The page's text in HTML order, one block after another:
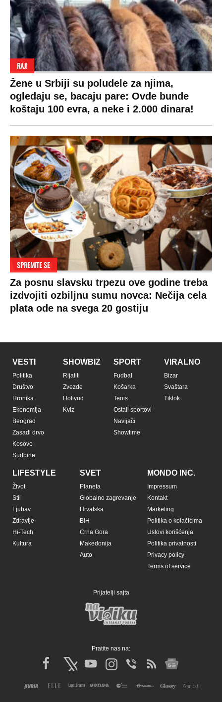
SPREMITE SE
Za posnu slavsku trpezu ove godine treba
izdvojiti ozbiljnu sumu novca: Nečija cela
plata ode na svega 20 gostiju
VESTI
Društvo
Hronika
Ekonomija
Beograd
Zasadi drvo
Kosovo
Sudbine
SHOWBIZ
Zvezde
Holivud
Kviz
SPORT
Košarka
Ostali sportovi
Navijači
Showtime
VIRALNO
Svaštara
Tiktok
LIFESTYLE
Život
Stil
Ljubav
Zdravlje
Hi-Tech
Kultura
SVET
Planeta
Globalno zagrevanje
Hrvatska
BiH
Crna Gora
Makedonija
Auto
MONDO INC.
Impressum
Kontakt
Marketing
Politika o kolačićima
Uslovi korišćenja
Politika privatnosti
Privacy policy
Terms of service
Pratite nas na:
Copyright © Espreso.co.rs 2026. Sva prava zadržana. Mondo inc.